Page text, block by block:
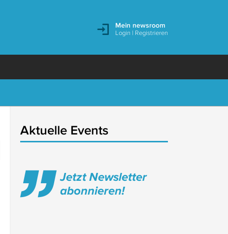
Mein newsroom
Login | Registrieren
Aktuelle Events
Jetzt Newsletter
abonnieren!